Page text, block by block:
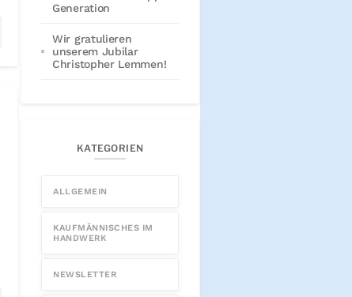
Generation
Wir gratulieren
unserem Jubilar
Christopher Lemmen!
KATEGORIEN
ALLGEMEIN
KAUFMÄNNISCHES IM
HANDWERK
NEWSLETTER